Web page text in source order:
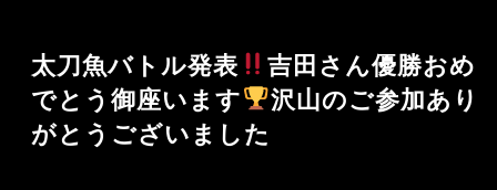
太刀魚バトル発表
吉田さん優勝おめ
でとう御座います
沢山のご参加あり
がとうございました